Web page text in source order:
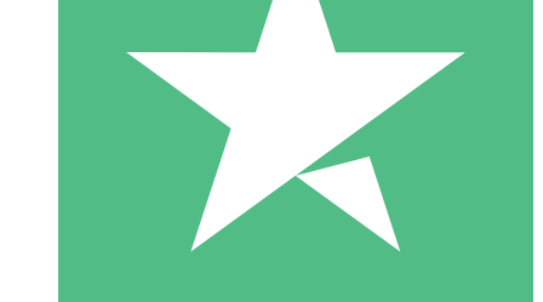
Paga según el uso con créditos de descarga. Sin compromiso
10 00